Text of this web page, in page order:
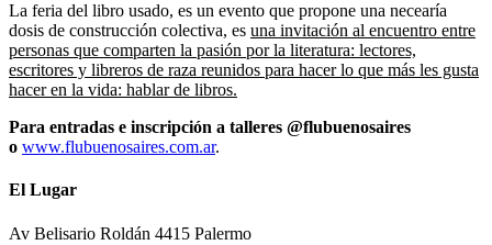
La feria del libro usado, es un evento que propone una necearía
dosis de construcción colectiva, es una invitación al encuentro entre
personas que comparten la pasión por la literatura: lectores,
escritores y libreros de raza reunidos para hacer lo que más les gusta
hacer en la vida: hablar de libros.
Para entradas e inscripción a talleres @flubuenosaires
o www.flubuenosaires.com.ar.
El Lugar
Av Belisario Roldán 4415 Palermo